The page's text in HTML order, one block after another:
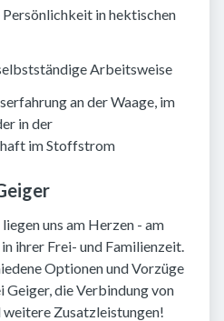
Persönlichkeit in hektischen
Arbeitsweise
an der Waage, im
in der
im Stoffstrom
uns am Herzen - am
ihrer Frei- und Familienzeit.
Optionen und Vorzüge
die Verbindung von
weitere Zusatzleistungen!